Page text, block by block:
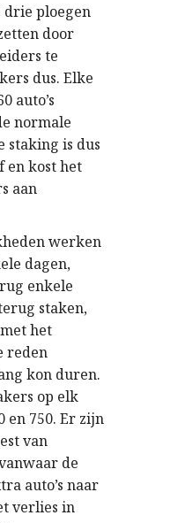
drie ploegen
door
te
dus. Elke
auto’s
normale
staking is dus
en kost het
aan
werken
dagen,
enkele
staken,
het
reden
kon duren.
op elk
en 750. Er zijn
van
de
auto’s naar
verlies in